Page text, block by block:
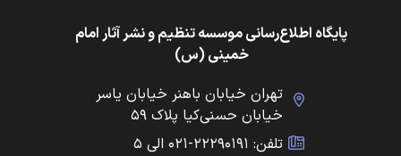
پایگاه اطلاع‌رسانی موسسه تنظیم و نشر آثار امام
خمینی (س)
تهران خیابان باهنر خیابان یاسر
خیابان حسنی‌کیا پلاک ۵۹
تلفن: ۲۲۲۹۰۱۹۱-۰۲۱ الی ۵